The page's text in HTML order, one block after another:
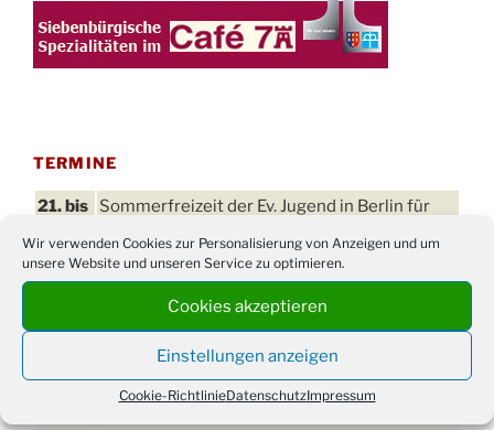
Wir verwenden Cookies zur Personalisierung von Anzeigen und um
unsere Website und unseren Service zu optimieren.
Cookies akzeptieren
Einstellungen anzeigen
Cookie-RichtlinieDatenschutzImpressum
TERMINE
21. bis
Sommerfreizeit der Ev. Jugend in Berlin für
29.08.
Damen Doppel - Turnier des TC77 am
03.09.
Einschulungsgottesdienst in der Kirche um
09:00 Uhr
11. bis
Erntefest in Drabenderhöhe